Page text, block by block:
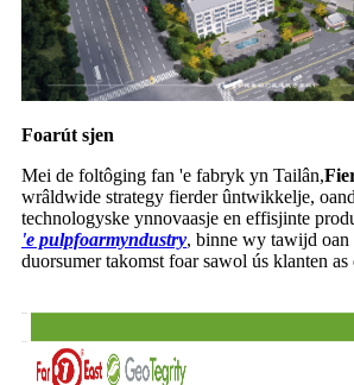
Foarút sjen
Mei de foltôging fan 'e fabryk yn Tailân,
wrâldwide strategy fierder ûntwikkelje,
technologyske ynnovaasje en effisjinte
'e pulpfoarmyndustry, binne wy ​​tawijd oan
duorsumer takomst foar sawol ús klanten as